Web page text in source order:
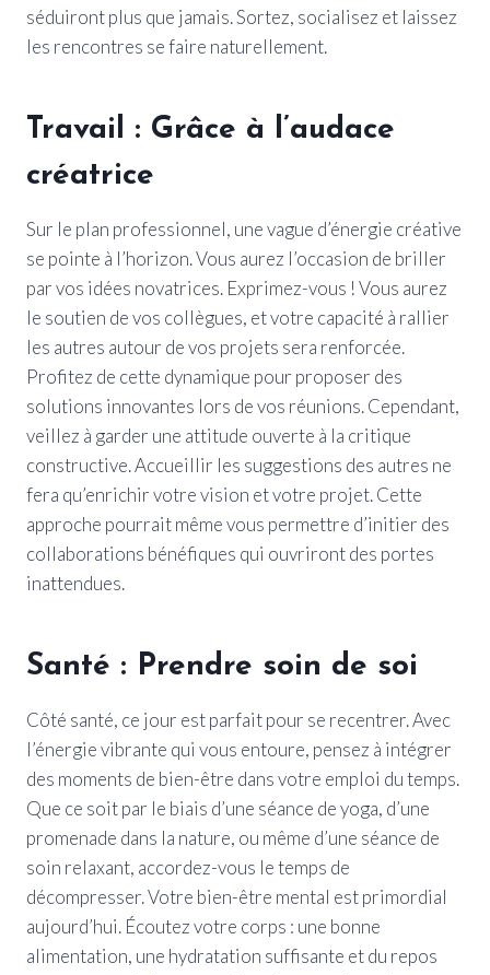
séduiront plus que jamais. Sortez, socialisez et laissez
les rencontres se faire naturellement.
Travail : Grâce à l’audace
créatrice
Sur le plan professionnel, une vague d’énergie créative
se pointe à l’horizon. Vous aurez l’occasion de briller
par vos idées novatrices. Exprimez-vous ! Vous aurez
le soutien de vos collègues, et votre capacité à rallier
les autres autour de vos projets sera renforcée.
Profitez de cette dynamique pour proposer des
solutions innovantes lors de vos réunions. Cependant,
veillez à garder une attitude ouverte à la critique
constructive. Accueillir les suggestions des autres ne
fera qu’enrichir votre vision et votre projet. Cette
approche pourrait même vous permettre d’initier des
collaborations bénéfiques qui ouvriront des portes
inattendues.
Santé : Prendre soin de soi
Côté santé, ce jour est parfait pour se recentrer. Avec
l’énergie vibrante qui vous entoure, pensez à intégrer
des moments de bien-être dans votre emploi du temps.
Que ce soit par le biais d’une séance de yoga, d’une
promenade dans la nature, ou même d’une séance de
soin relaxant, accordez-vous le temps de
décompresser. Votre bien-être mental est primordial
aujourd’hui. Écoutez votre corps : une bonne
alimentation, une hydratation suffisante et du repos